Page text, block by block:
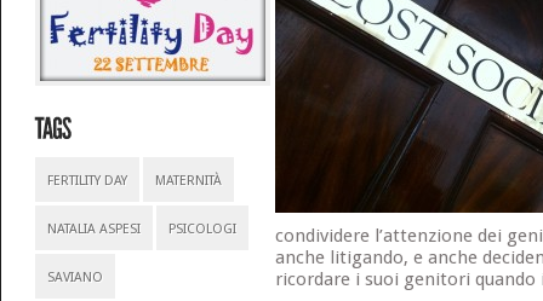
FERTILITY DAY MATERNITÀ
NATALIA ASPESI PSICOLOGI
SAVIANO
condividere l’attenzione dei
anche litigando, e anche
ricordare i suoi genitori